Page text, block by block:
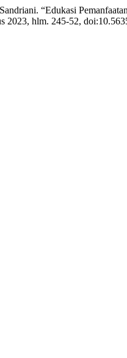
“Edukasi
2023, hlm. 245-52,